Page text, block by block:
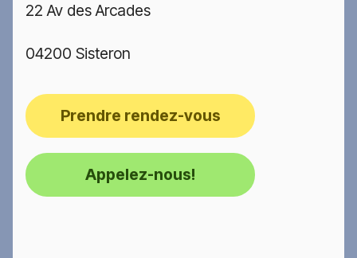
22 Av des Arcades
04200 Sisteron
Prendre rendez-vous
Appelez-nous!